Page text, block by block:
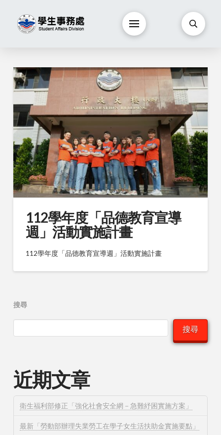
112學年度「品德教育宣導
週」活動實施計畫
112學年度「品德教育宣導週」活動實施計畫
搜尋
搜尋
近期文章
衛生福利部修正「強化社會安全網－急難紓困實施方案」
最新「勞動部辦理失業勞工在學子女生活扶助金實施要點」